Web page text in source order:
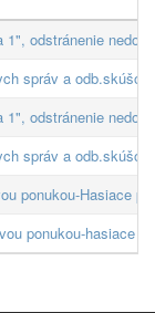
odstránenie
správ a
odstránenie
správ a
ponukou-Hasiace
ponukou-hasiace